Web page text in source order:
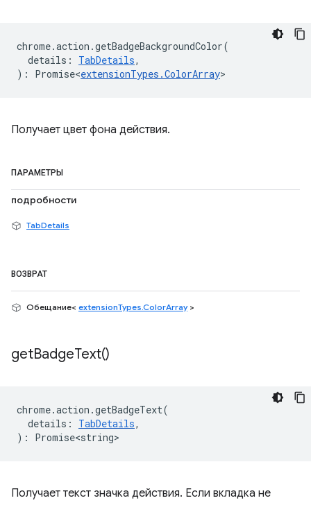
chrome.action .getBadgeBackgroundColor(
details : TabDetails,
) : Promise<extensionTypes .ColorArray>
Получает цвет фона действия.
ПАРАМЕТРЫ
подробности
TabDetails
ВОЗВРАТ
Обещание< extensionTypes.ColorArray>
getBadgeText()
chrome.action .getBadgeText(
details : TabDetails,
) : Promise<string>
Получает текст значка действия. Если вкладка не